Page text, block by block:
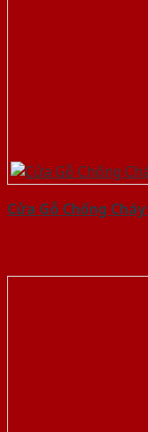
Cửa Gỗ Chống